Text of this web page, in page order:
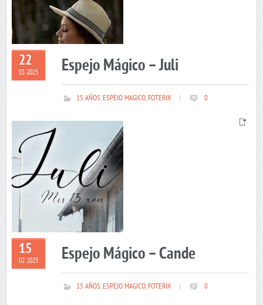
22
03 2025 Espejo Mágico – Juli
15 AÑOS,ESPEJO MAGICO,FOTERIX 0
15
02 2025 Espejo Mágico – Cande
15 AÑOS,ESPEJO MAGICO,FOTERIX 0